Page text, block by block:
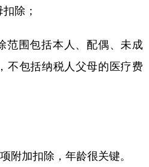
除；
围包括本人、配偶、未成
不包括纳税人父母的医疗费
加扣除，年龄很关键。